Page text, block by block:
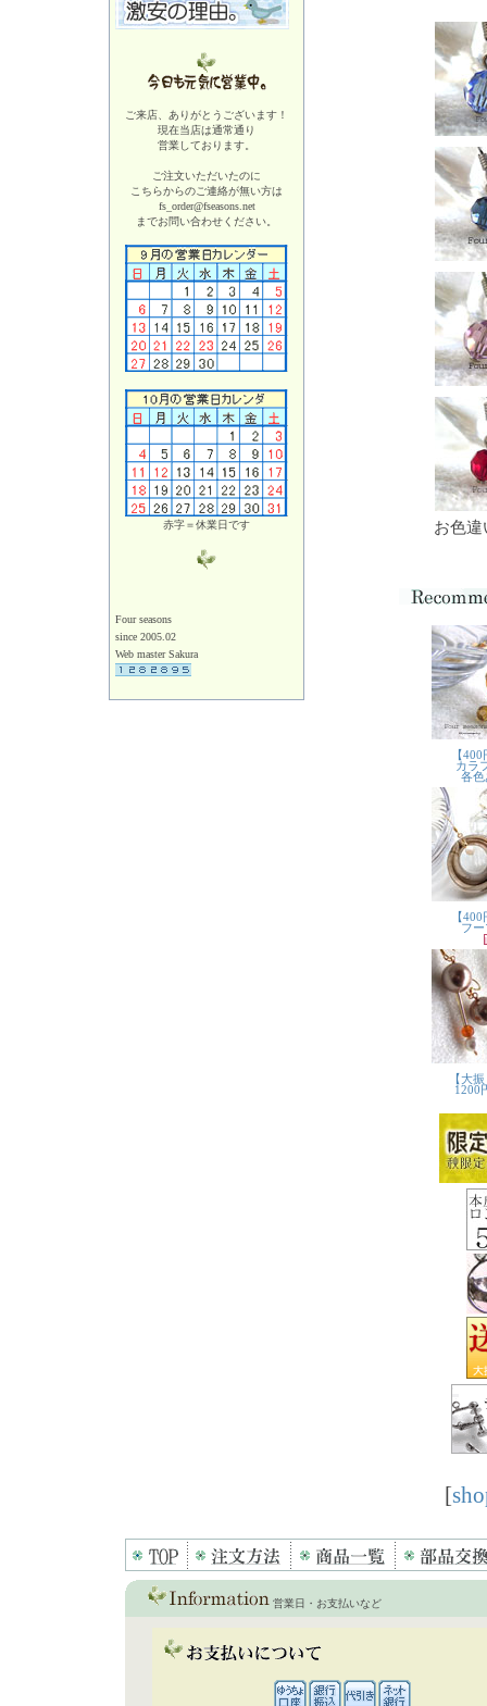
ご来店、ありがとうございます！
現在当店は通常通り
営業しております。
ご注文いただいたのに
こちらからのご連絡が無い方は
fs_order@fseasons.net
までお問い合わせください。
赤字＝休業日です
Four seasons
since 2005.02
Web master Sakura
お色
[
営業日・お支払いなど